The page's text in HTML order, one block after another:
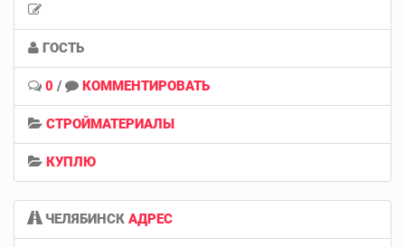
ГОСТЬ
0 / КОММЕНТИРОВАТЬ
СТРОЙМАТЕРИАЛЫ
КУПЛЮ
ЧЕЛЯБИНСК АДРЕС